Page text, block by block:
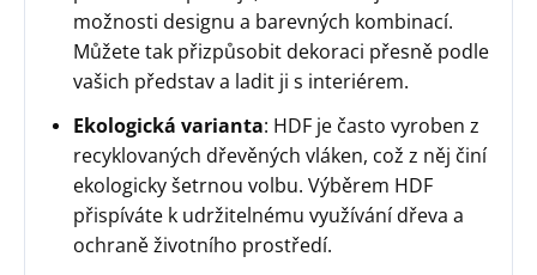
možnosti designu a barevných kombinací.
Můžete tak přizpůsobit dekoraci přesně podle
vašich představ a ladit ji s interiérem.
Ekologická varianta: HDF je často vyroben z
recyklovaných dřevěných vláken, což z něj činí
ekologicky šetrnou volbu. Výběrem HDF
přispíváte k udržitelnému využívání dřeva a
ochraně životního prostředí.